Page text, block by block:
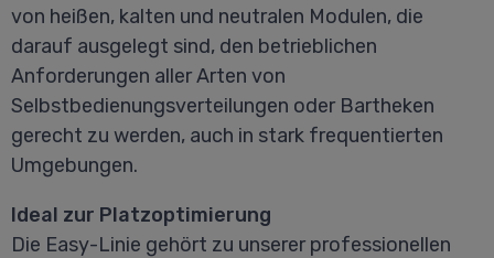
von heißen, kalten und neutralen Modulen, die
darauf ausgelegt sind, den betrieblichen
Anforderungen aller Arten von
Selbstbedienungsverteilungen oder Bartheken
gerecht zu werden, auch in stark frequentierten
Umgebungen.
Ideal zur Platzoptimierung
Die Easy-Linie gehört zu unserer professionellen